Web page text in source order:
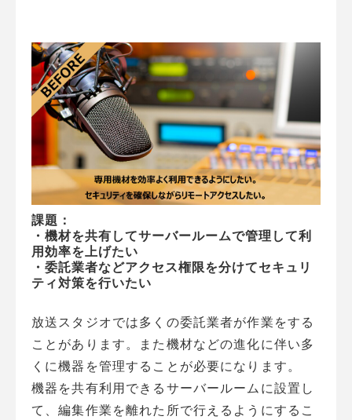
課題：
・機材を共有してサーバールームで管理して利
用効率を上げたい
・委託業者などアクセス権限を分けてセキュリ
ティ対策を行いたい
放送スタジオでは多くの委託業者が作業をする
ことがあります。また機材などの進化に伴い多
くに機器を管理することが必要になります。
機器を共有利用できるサーバールームに設置し
て、編集作業を離れた所で行えるようにするこ